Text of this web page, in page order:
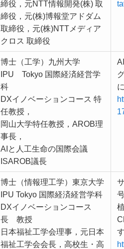
締役，元NTT情報開発(株) 取
締役，元(株)博報堂アドダム
取締役，元(株)NTTメディア
クロス 取締役
博士（工学）九州大学
IPU Tokyo 国際経済経営学
科
DXイノベーションコース 特
任教授，
岡山大学特任教授，AROB理
事長，
AIと人工生命の国際会議
ISAROB議長
博士（情報理工学）東京大学
IPU Tokyo 国際経済経営学科
DXイノベーションコース
長 教授
日本福祉工学会理事，元日本
福祉工学会会長，高校生・高